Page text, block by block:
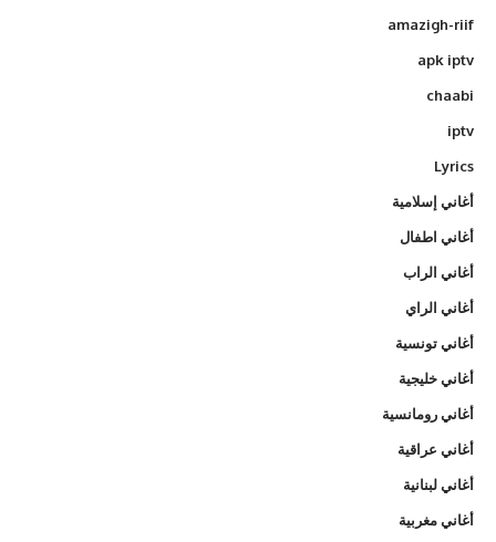
amazigh-riif
apk iptv
chaabi
iptv
Lyrics
أغاني إسلامية
أغاني اطفال
أغاني الراب
أغاني الراي
أغاني تونسية
أغاني خليجية
أغاني رومانسية
أغاني عراقية
أغاني لبنانية
أغاني مغربية